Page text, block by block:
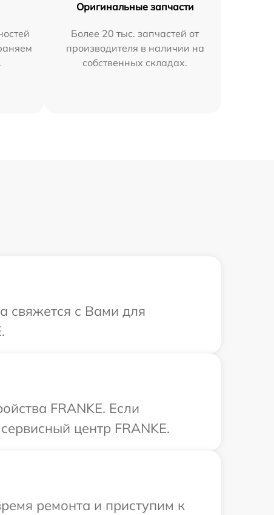
Оригинальные запчасти
Более 20 тыс. запчастей от
производителя в наличии на
собственных складах.
свяжется с Вами для
FRANKE. Если
центр FRANKE.
ремонта и приступим к